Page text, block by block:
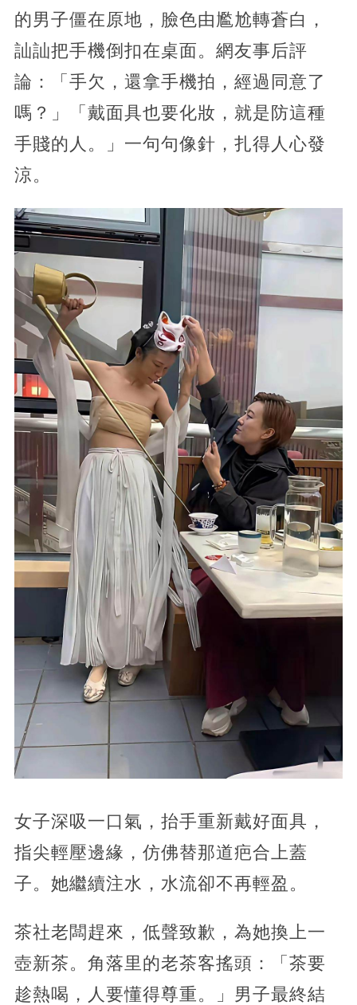
的男子僵在原地，臉色由尷尬轉蒼白，
訕訕把手機倒扣在桌面。網友事后評
論：「手欠，還拿手機拍，經過同意了
嗎？」「戴面具也要化妝，就是防這種
手賤的人。」一句句像針，扎得人心發
涼。
女子深吸一口氣，抬手重新戴好面具，
指尖輕壓邊緣，仿佛替那道疤合上蓋
子。她繼續注水，水流卻不再輕盈。
茶社老闆趕來，低聲致歉，為她換上一
壺新茶。角落里的老茶客搖頭：「茶要
趁熱喝，人要懂得尊重。」男子最終結